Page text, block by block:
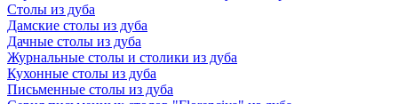
Столы из дуба
Дамские столы из дуба
Дачные столы из дуба
Журнальные столы и столики из дуба
Кухонные столы из дуба
Письменные столы из дуба